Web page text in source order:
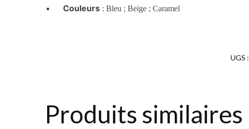
Couleurs : Bleu ; Beige ; Caramel
UGS :
Produits similaires